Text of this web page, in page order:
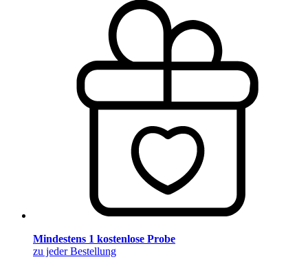
Mindestens 1 kostenlose Probe
zu jeder Bestellung